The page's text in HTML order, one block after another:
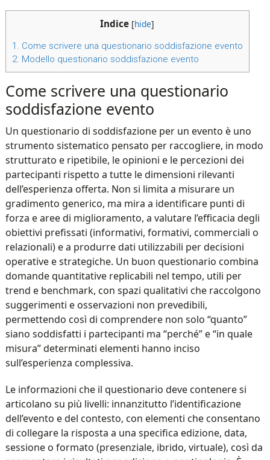
Indice [hide]
1. Come scrivere una questionario soddisfazione evento​
2. Modello questionario soddisfazione evento​
Come scrivere una questionario
soddisfazione evento​
Un questionario di soddisfazione per un evento è uno
strumento sistematico pensato per raccogliere, in modo
strutturato e ripetibile, le opinioni e le percezioni dei
partecipanti rispetto a tutte le dimensioni rilevanti
dell’esperienza offerta. Non si limita a misurare un
gradimento generico, ma mira a identificare punti di
forza e aree di miglioramento, a valutare l’efficacia degli
obiettivi prefissati (informativi, formativi, commerciali o
relazionali) e a produrre dati utilizzabili per decisioni
operative e strategiche. Un buon questionario combina
domande quantitative replicabili nel tempo, utili per
trend e benchmark, con spazi qualitativi che raccolgono
suggerimenti e osservazioni non prevedibili,
permettendo così di comprendere non solo “quanto”
siano soddisfatti i partecipanti ma “perché” e “in quale
misura” determinati elementi hanno inciso
sull’esperienza complessiva.
Le informazioni che il questionario deve contenere si
articolano su più livelli: innanzitutto l’identificazione
dell’evento e del contesto, con elementi che consentano
di collegare la risposta a una specifica edizione, data,
sessione o formato (presenziale, ibrido, virtuale), così da